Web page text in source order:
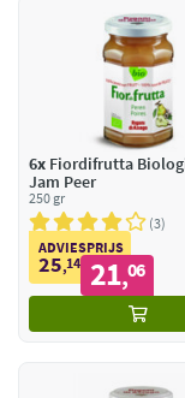
6x Fiordifrutta
Jam Peer
250 gr
3
ADVIESPRIJS
25,14 21,06